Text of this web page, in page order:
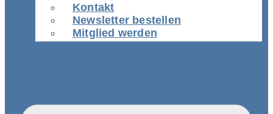
Kontakt
Newsletter bestellen
Mitglied werden